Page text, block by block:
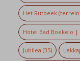
Het Rutbeek
Hotel Bad Boekelo |
Jubilea (35)